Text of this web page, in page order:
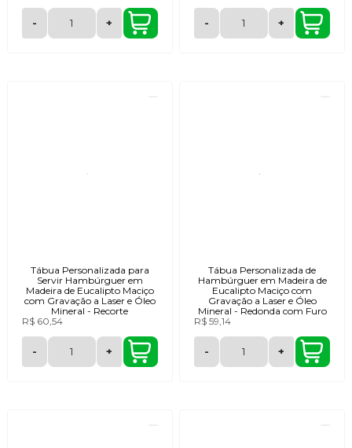
- + - +
Tábua Personalizada para
Servir Hambúrguer em
Madeira de Eucalipto Maciço
com Gravação a Laser e Óleo
Mineral - Recorte
R$ 60,54
- +
Tábua Personalizada de
Hambúrguer em Madeira de
Eucalipto Maciço com
Gravação a Laser e Óleo
Mineral - Redonda com Furo
R$ 59,14
- +